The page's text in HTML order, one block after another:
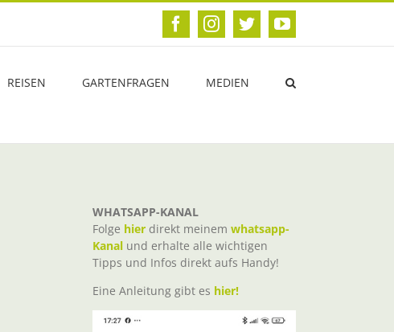
FacebookInstagram
TwitterYouTube
REISEN GARTENFRAGEN MEDIEN
WHATSAPP-KANAL
Folge hier direkt meinem whatsapp-
Kanal und erhalte alle wichtigen
Tipps und Infos direkt aufs Handy!
Eine Anleitung gibt es hier!